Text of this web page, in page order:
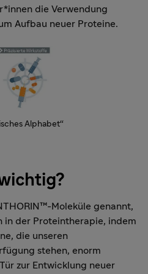
die Verwendung
Aufbau neuer Proteine.
Alphabet“
Moleküle genannt,
in der Proteintherapie, indem
die unseren
stehen, enorm
zur Entwicklung neuer